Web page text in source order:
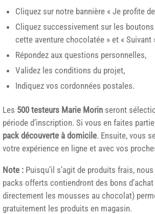
Cliquez sur notre bannière « Je profite
Cliquez successivement sur les
cette aventure chocolatée » et « Suivant
Répondez aux questions personnelles,
Validez les conditions du projet,
Indiquez vos cordonnées postales.
Les 500 testeurs Marie Morin seront
période d’inscription. Si vous en faites
pack découverte à domicile. Ensuite, vous
votre expérience en ligne et avec vos
Note : Puisqu’il s’agit de produits frais,
packs offerts contiendront des bons
directement les mousses au chocolat)
gratuitement les produits en magasin.